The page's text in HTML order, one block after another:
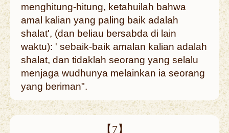
menghitung-hitung, ketahuilah bahwa
amal kalian yang paling baik adalah
shalat', (dan beliau bersabda di lain
waktu): ' sebaik-baik amalan kalian adalah
shalat, dan tidaklah seorang yang selalu
menjaga wudhunya melainkan ia seorang
yang beriman".
【7】